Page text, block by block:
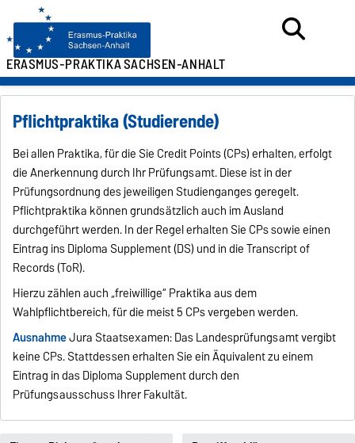
ERASMUS-PRAKTIKASACHSEN-ANHALT
Pflichtpraktika (Studierende)
Bei allen Praktika, für die Sie Credit Points (CPs) erhalten, erfolgt
die Anerkennung durch Ihr Prüfungsamt. Diese ist in der
Prüfungsordnung des jeweiligen Studienganges geregelt.
Pflichtpraktika können grundsätzlich auch im Ausland
durchgeführt werden. In der Regel erhalten Sie CPs sowie einen
Eintrag ins Diploma Supplement (DS) und in die Transcript of
Records (ToR).
Hierzu zählen auch „freiwillige“ Praktika aus dem
Wahlpflichtbereich, für die meist 5 CPs vergeben werden.
AusnahmeJura Staatsexamen: Das Landesprüfungsamt vergibt
keine CPs. Stattdessen erhalten Sie ein Äquivalent zu einem
Eintrag in das Diploma Supplement durch den
Prüfungsausschuss Ihrer Fakultät.